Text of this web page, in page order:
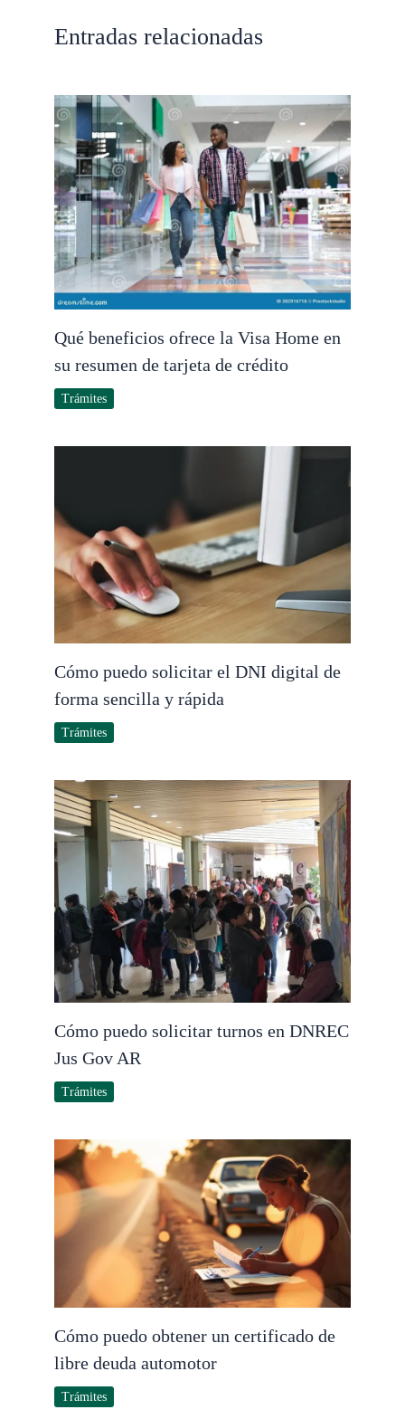
Entradas relacionadas
Qué beneficios ofrece la Visa Home en
su resumen de tarjeta de crédito
Trámites
Cómo puedo solicitar el DNI digital de
forma sencilla y rápida
Trámites
Cómo puedo solicitar turnos en DNREC
Jus Gov AR
Trámites
Cómo puedo obtener un certificado de
libre deuda automotor
Trámites